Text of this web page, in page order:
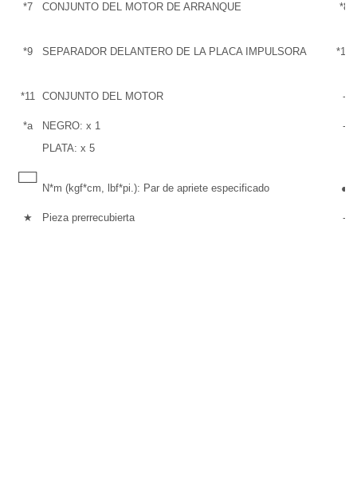
*7 CONJUNTO DEL MOTOR DE ARRANQUE *8
*9 SEPARADOR DELANTERO DE LA PLACA IMPULSORA *10
*11 CONJUNTO DEL MOTOR -
*a
NEGRO: x 1
PLATA: x 5
-
N*m (kgf*cm, lbf*pi.): Par de apriete especificado ●
★ Pieza prerrecubierta -